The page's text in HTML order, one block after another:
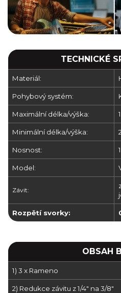
TECHNICKÉ
Materiál:
Pohybový systém:
Maximální délka/výška:
Minimální délka/výška:
Nosnost:
Model:
Závit:
Rozpětí svorky:
OBSAH
1) 3 x Rameno
2) Redukce závitu z 1/4" na 3/8"